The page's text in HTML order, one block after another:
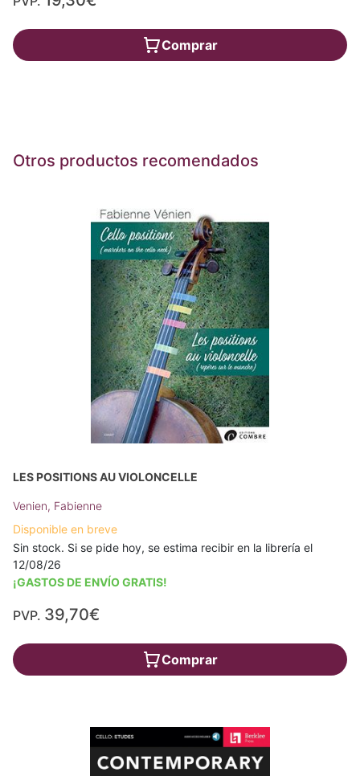
Comprar
Otros productos recomendados
LES POSITIONS AU VIOLONCELLE
Venien, Fabienne
Disponible en breve
Sin stock. Si se pide hoy, se estima recibir en la librería el
12/08/26
¡GASTOS DE ENVÍO GRATIS!
PVP. 39,70€
Comprar